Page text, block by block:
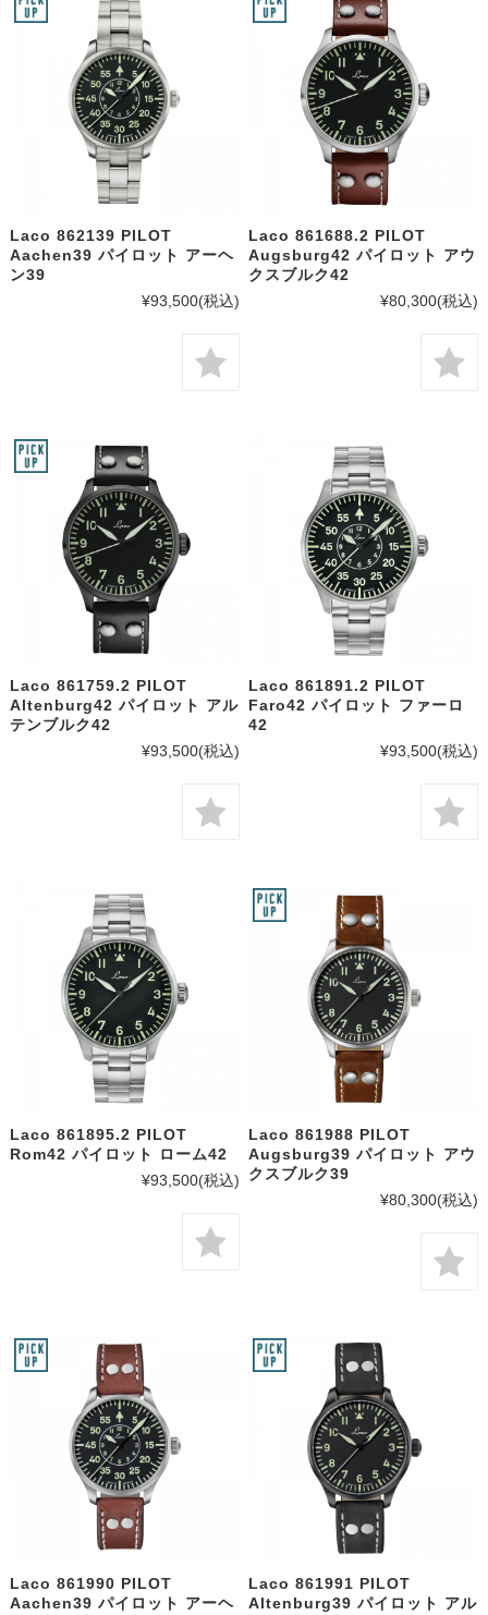
Laco 862139 PILOT
Aachen39 パイロット アーヘ
ン39
¥93,500(税込)
Laco 861688.2 PILOT
Augsburg42 パイロット アウ
クスブルク42
¥80,300(税込)
Laco 861759.2 PILOT
Altenburg42 パイロット アル
テンブルク42
¥93,500(税込)
Laco 861891.2 PILOT
Faro42 パイロット ファーロ
42
¥93,500(税込)
Laco 861895.2 PILOT
Rom42 パイロット ローム42
¥93,500(税込)
Laco 861988 PILOT
Augsburg39 パイロット アウ
クスブルク39
¥80,300(税込)
Laco 861990 PILOT
Aachen39 パイロット アーヘ
Laco 861991 PILOT
Altenburg39 パイロット アル